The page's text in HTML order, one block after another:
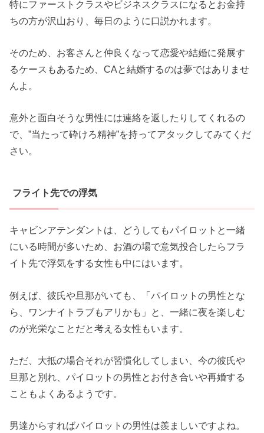
特にファーストクラスやビジネスクラスになるとお金持
ちの方が沢山おり、毎日のように口説かれます。
そのため、お客さんと仲良くなって恋愛や結婚に発展す
るケースもあるため、CAと結婚するのは夢ではありませ
んよ。
意外と面白そうな男性には連絡を返したりしてくれるの
で、”当たって砕けろ精神”を持ってアタックしてみてくだ
さい。
フライト先での浮気
キャビンアテンダントは、どうしてもパイロットと一緒
にいる時間が多いため、お酒の場で意気投合したらフラ
イト先で浮気をする女性も中にはいます。
例えば、彼氏や旦那がいても、「パイロットの男性とな
ら、ワンナイトラブもアリかも」と、一緒に夜を楽しむ
のが光栄なことだと考える女性もいます。
ただ、大抵の場合それが習慣化してしまい、今の彼氏や
旦那と別れ、パイロットの男性とお付き合いや再婚する
こともよくあるようです。
男達からすればパイロットの男性は羨ましいですよね。